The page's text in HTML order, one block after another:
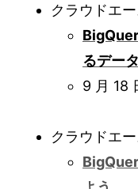
クラウドエー
るデー
9 月 18
クラウドエー